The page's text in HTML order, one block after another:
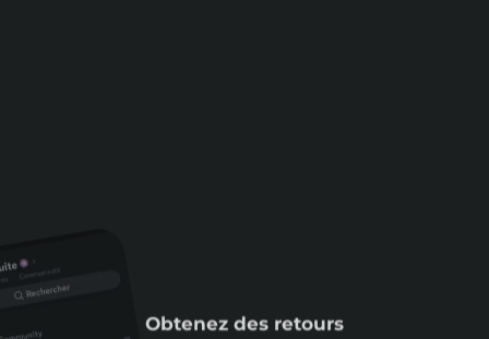
Obtenez des retours